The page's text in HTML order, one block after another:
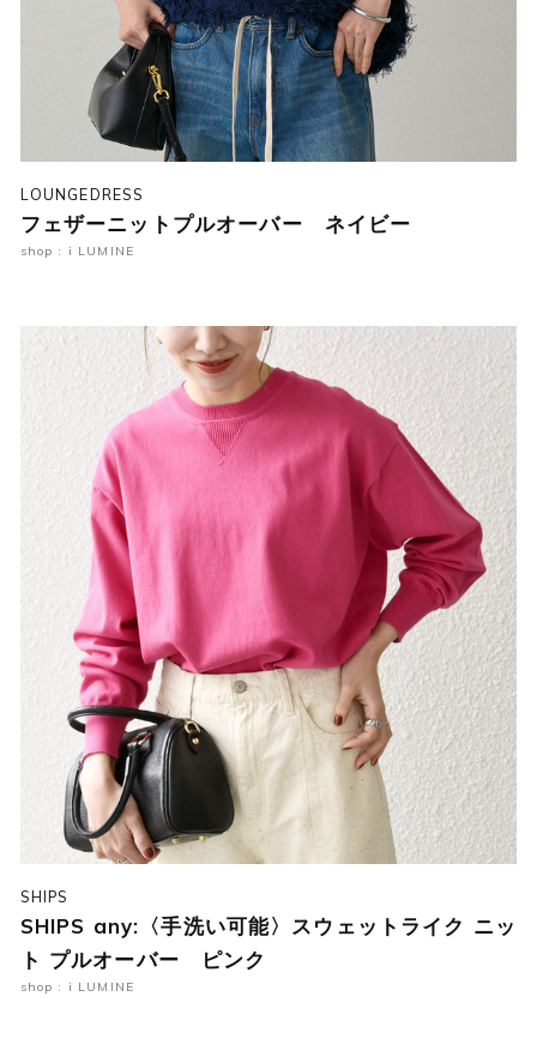
LOUNGEDRESS
フェザーニットプルオーバー ネイビー
shop : i LUMINE
SHIPS
SHIPS any:〈手洗い可能〉スウェットライク ニッ
ト プルオーバー ピンク
shop : i LUMINE